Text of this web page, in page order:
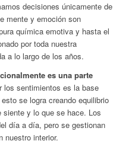
decisiones únicamente de
mente y emoción son
química emotiva y hasta el
por toda nuestra
a lo largo de los años.
es una parte
los sentimientos es la base
se logra creando equilibrio
y lo que se hace. Los
día a día, pero se gestionan
nuestro interior.